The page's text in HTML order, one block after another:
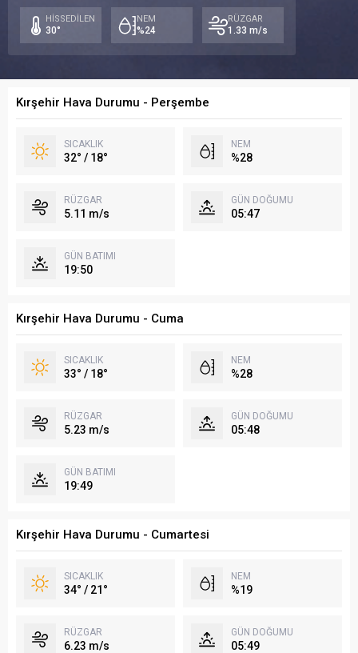
HİSSEDİLEN
30°
NEM
%24
RÜZGAR
1.33 m/s
Kırşehir Hava Durumu - Perşembe
SICAKLIK
32° / 18°
NEM
%28
RÜZGAR
5.11 m/s
GÜN DOĞUMU
05:47
GÜN BATIMI
19:50
Kırşehir Hava Durumu - Cuma
SICAKLIK
33° / 18°
NEM
%28
RÜZGAR
5.23 m/s
GÜN DOĞUMU
05:48
GÜN BATIMI
19:49
Kırşehir Hava Durumu - Cumartesi
SICAKLIK
34° / 21°
NEM
%19
RÜZGAR
6.23 m/s
GÜN DOĞUMU
05:49